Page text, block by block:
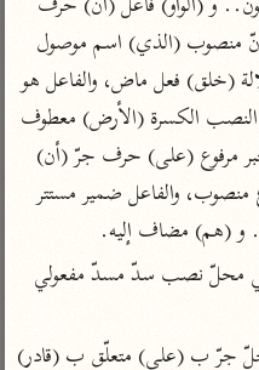
جزي
معاصرة
الميسر
المختصر في
التفسير
تفسير السعدي
أيسر التفاسير
القرآن – تدبر وعمل
تفسير ابن عثيمين
مبنيّ في محلّ نصب نعت للفظ الجلالة (خلق) فعل ماض، والفاعل هو
حرف مصدريّ ونصب (يخلق) مضارع منصوب، والفاعل ضمير مستتر
و (هم) مضاف إليه.